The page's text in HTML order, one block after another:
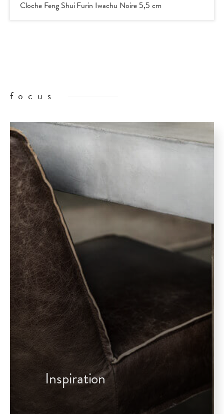
Cloche Feng Shui Furin Iwachu Noire 5,5 cm
focus
Inspiration